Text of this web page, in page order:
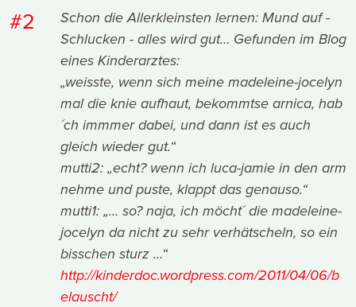
#2
Schon die Allerkleinsten lernen: Mund auf -
Schlucken - alles wird gut… Gefunden im Blog
eines Kinderarztes:
„weisste, wenn sich meine madeleine-jocelyn
mal die knie aufhaut, bekommtse arnica, hab
´ch immmer dabei, und dann ist es auch
gleich wieder gut.“
mutti2: „echt? wenn ich luca-jamie in den arm
nehme und puste, klappt das genauso.“
mutti1: „… so? naja, ich möcht´ die madeleine-
jocelyn da nicht zu sehr verhätscheln, so ein
bisschen sturz …“
http://kinderdoc.wordpress.com/2011/04/06/b
elauscht/